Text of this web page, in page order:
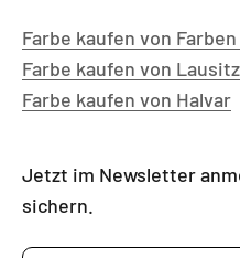
Farbe kaufen von
Farbe kaufen von
Farbe kaufen von Halvar
Jetzt im Newsletter
sichern.